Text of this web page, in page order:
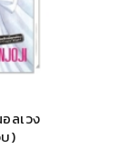
ลเวง
)